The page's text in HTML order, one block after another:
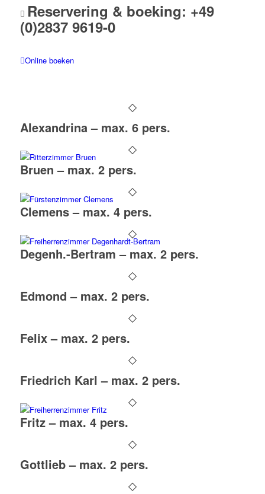
Reservering & boeking: +49
(0)2837 9619-0
Online boeken
Alexandrina – max. 6 pers.
Bruen – max. 2 pers.
Clemens – max. 4 pers.
Degenh.-Bertram – max. 2 pers.
Edmond – max. 2 pers.
Felix – max. 2 pers.
Friedrich Karl – max. 2 pers.
Fritz – max. 4 pers.
Gottlieb – max. 2 pers.